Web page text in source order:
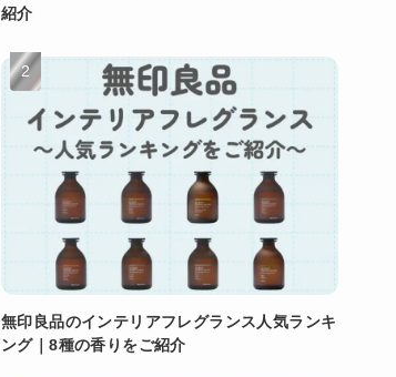
紹介
無印良品のインテリアフレグランス人気ランキ
ング｜8種の香りをご紹介